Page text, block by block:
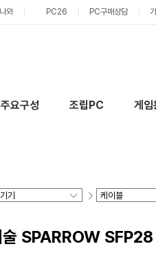
와 PC26 PC구매상담
요구성 조립PC 게
술 SPARROW